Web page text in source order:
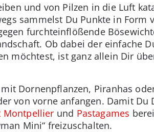
und von Pilzen in die Luft
sammelst Du Punkte in Form
furchteinflößende
Ob dabei der einfache
möchtest, ist ganz allein Dir
Dornenpflanzen, Piranhas
von vorne anfangen. Damit Du
Montpellier und Pastagames
Mini“ freizuschalten.